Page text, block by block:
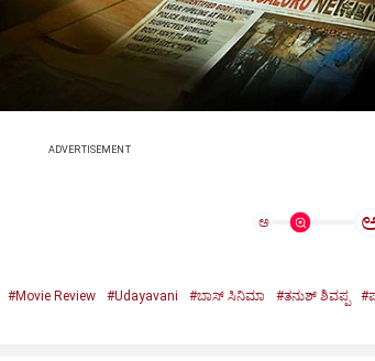
ADVERTISEMENT
ಅ
#Movie Review #Udayavani #ಬಾಸ್‌ ಸಿನಿಮಾ #ತನುಶ್‌ ಶಿವಪ್ಪ